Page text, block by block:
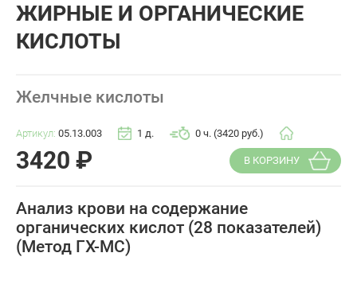
ЖИРНЫЕ И ОРГАНИЧЕСКИЕ
КИСЛОТЫ
Желчные кислоты
Артикул: 05.13.003 1 д. 0 ч. (3420 руб.)
3420 ₽ В КОРЗИНУ
Анализ крови на содержание
органических кислот (28 показателей)
(Метод ГХ-МС)